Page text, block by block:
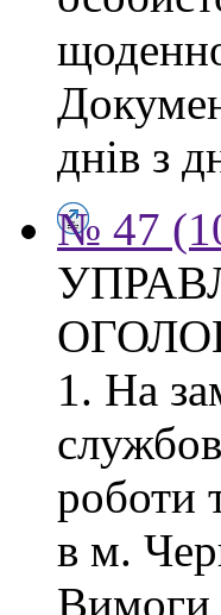
днів з
№ 47
1. На
роботи
в м.
Вимоги